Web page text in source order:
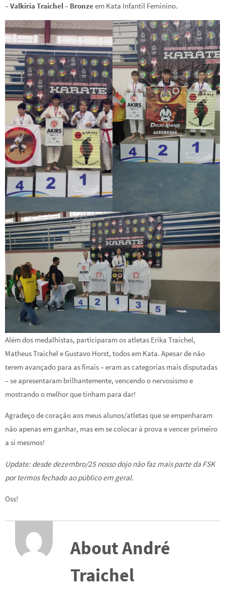
–Valkiria Traichel – Bronzeem Kata Infantil Feminino.
Além dos medalhistas, participaram os atletas Erika Traichel,
Matheus Traichel e Gustavo Horst, todos em Kata. Apesar de não
terem avançado para as finais – eram as categorias mais disputadas
– se apresentaram brilhantemente, vencendo o nervosismo e
mostrando o melhor que tinham para dar!
Agradeço de coração aos meus alunos/atletas que se empenharam
não apenas em ganhar, mas em se colocar à prova e vencer primeiro
a si mesmos!
Update: desde dezembro/25 nosso dojo não faz mais parte da FSK
por termos fechado ao público em geral.
Oss!
About André
Traichel